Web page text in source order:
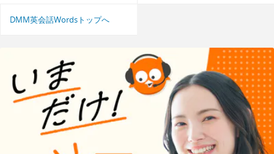
DMM英会話Wordsトップへ